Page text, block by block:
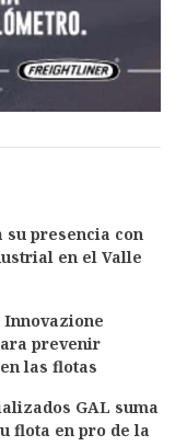
su presencia con
en el Valle
Innovazione
prevenir
las flotas
GAL suma
flota en pro de la